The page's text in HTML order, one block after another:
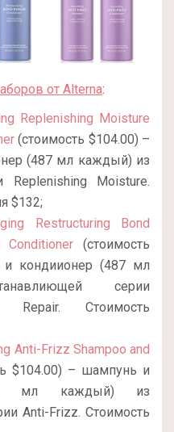
от Alterna:
Replenishing Moisture
(стоимость $104.00) –
(487 мл каждый) из
Moisture.
$132;
Restructuring Bond
(стоимость
кондиионер (487 мл
серии
Repair. Стоимость
Anti-Frizz Shampoo and
$104.00) – шампунь и
мл каждый) из
Anti-Frizz. Стоимость